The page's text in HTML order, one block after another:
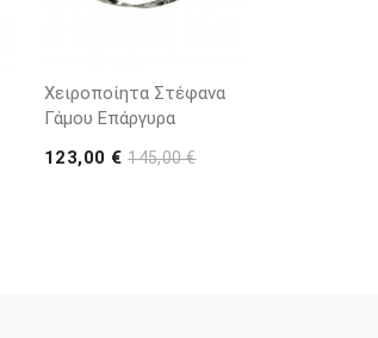
Χειροποίητα Στέφανα
Γάμου Επάργυρα
123,00 €145,00 €